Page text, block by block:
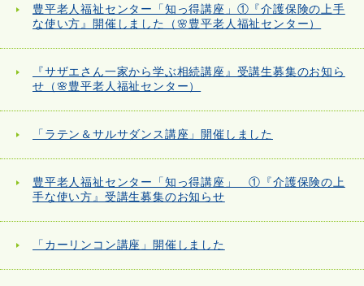
豊平老人福祉センター「知っ得講座」①『介護保険の上手
な使い方』開催しました（🌸豊平老人福祉センター）
『サザエさん一家から学ぶ相続講座』受講生募集のお知ら
せ（🌸豊平老人福祉センター）
「ラテン＆サルサダンス講座」開催しました
豊平老人福祉センター「知っ得講座」 ①『介護保険の上
手な使い方』受講生募集のお知らせ
「カーリンコン講座」開催しました